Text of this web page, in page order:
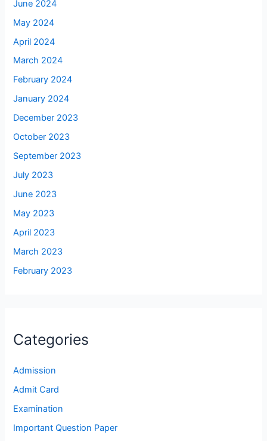
June 2024
May 2024
April 2024
March 2024
February 2024
January 2024
December 2023
October 2023
September 2023
July 2023
June 2023
May 2023
April 2023
March 2023
February 2023
Categories
Admission
Admit Card
Examination
Important Question Paper